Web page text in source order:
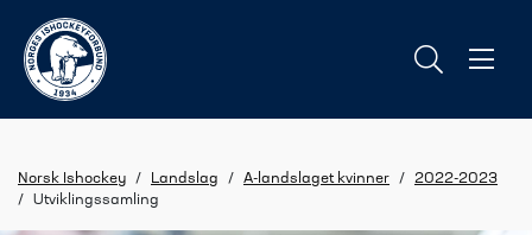
Norsk Ishockey / Landslag / A-landslaget kvinner /
2022-2023
/
Utviklingssamling